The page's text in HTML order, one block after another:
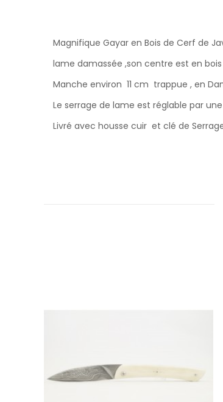
Magnifique Gayar en Bois de Cerf de
lame damassée ,son centre est en
Manche environ 11 cm trappue , en
Le serrage de lame est réglable par
Livré avec housse cuir et clé de